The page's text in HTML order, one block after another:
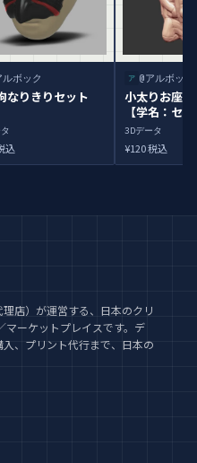
ルボック
なりきりセット
込
ア @アルボック
小太りお座
【学名：セミ
(オリジナル)
3Dデータ
¥120 税込
店）が運営する、日本のクリ
マーケットプレイスです。デ
、プリント代行まで、日本の